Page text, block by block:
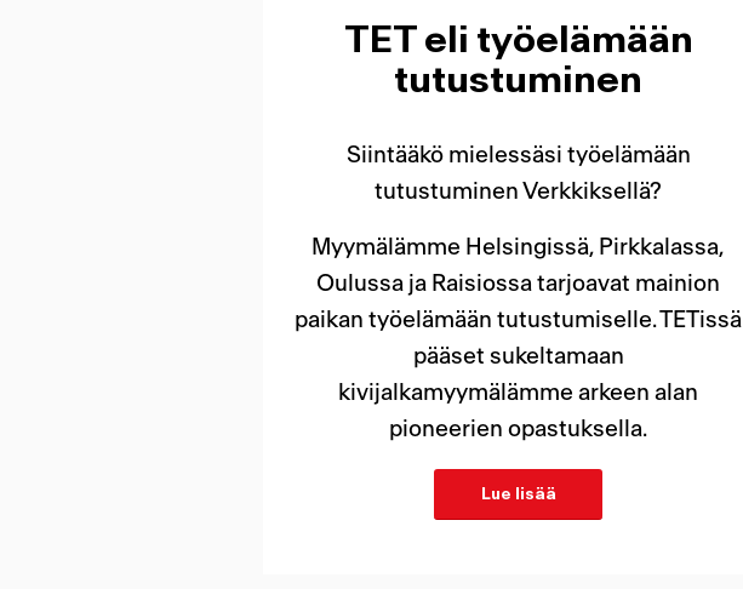
TET eli työelämään
tutustuminen
Siintääkö mielessäsi työelämään
tutustuminen Verkkiksellä?
Myymälämme Helsingissä, Pirkkalassa,
Oulussa ja Raisiossa tarjoavat mainion
paikan työelämään tutustumiselle. TETissä
pääset sukeltamaan
kivijalkamyymälämme arkeen alan
pioneerien opastuksella.
Lue lisää